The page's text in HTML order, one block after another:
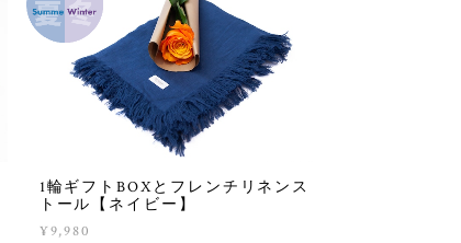
1輪ギフトBOXとフレンチリネンス
トール【ネイビー】
¥9,980